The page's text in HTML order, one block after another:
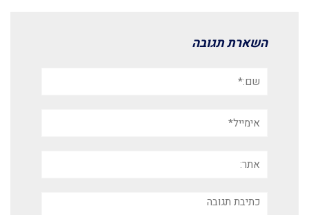
השארת תגובה
תגובה